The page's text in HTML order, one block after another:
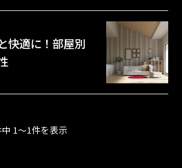
快適に！部屋別
1～1件を表示